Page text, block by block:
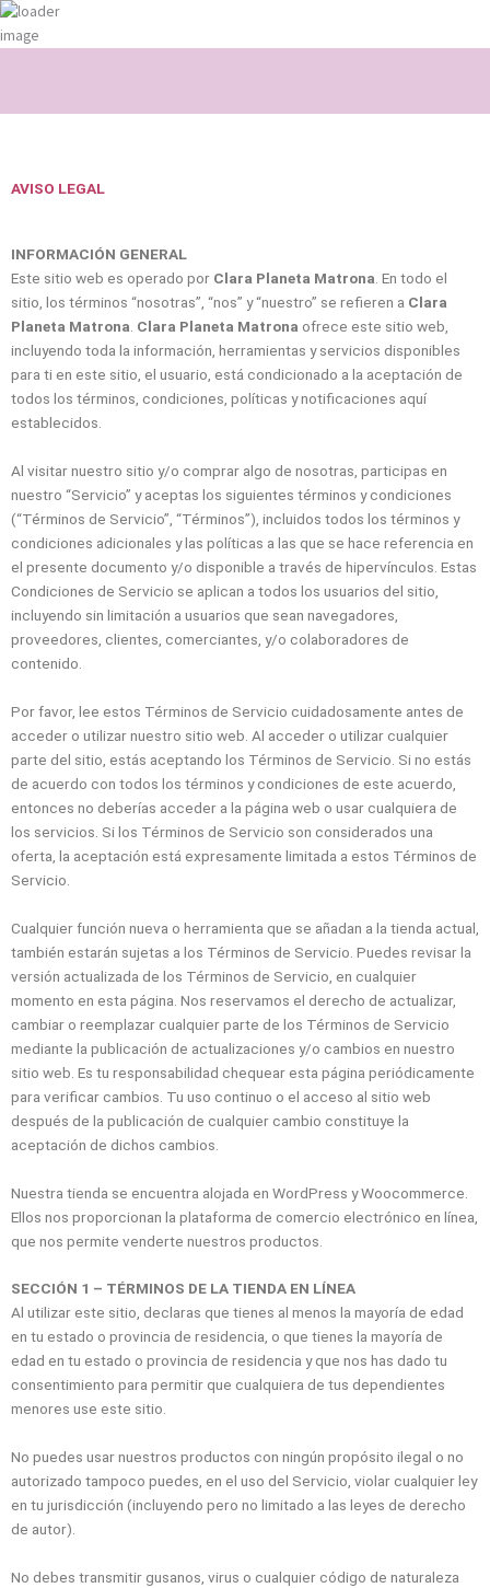
Ir
al
AVISO LEGAL
INFORMACIÓN GENERAL
Este sitio web es operado por Clara Planeta Matrona . En todo el
sitio, los términos “nosotras”, “nos” y “nuestro” se refieren a Clara
Planeta Matrona Clara Planeta Matrona ofrece este sitio web,
incluyendo toda la información, herramientas y servicios disponibles
para ti en este sitio, el usuario, está condicionado a la aceptación de
todos los términos, condiciones, políticas y notificaciones aquí
establecidos.
Al visitar nuestro sitio y/o comprar algo de nosotras, participas en
nuestro “Servicio” y aceptas los siguientes términos y condiciones
(“Términos de Servicio”, “Términos”), incluidos todos los términos y
condiciones adicionales y las políticas a las que se hace referencia en
el presente documento y/o disponible a través de hipervínculos. Estas
Condiciones de Servicio se aplican a todos los usuarios del sitio,
incluyendo sin limitación a usuarios que sean navegadores,
proveedores, clientes, comerciantes, y/o colaboradores de
contenido.
Por favor, lee estos Términos de Servicio cuidadosamente antes de
acceder o utilizar nuestro sitio web. Al acceder o utilizar cualquier
parte del sitio, estás aceptando los Términos de Servicio. Si no estás
de acuerdo con todos los términos y condiciones de este acuerdo,
entonces no deberías acceder a la página web o usar cualquiera de
los servicios. Si los Términos de Servicio son considerados una
oferta, la aceptación está expresamente limitada a estos Términos de
Servicio.
Cualquier función nueva o herramienta que se añadan a la tienda actual,
también estarán sujetas a los Términos de Servicio. Puedes revisar la
versión actualizada de los Términos de Servicio, en cualquier
momento en esta página. Nos reservamos el derecho de actualizar,
cambiar o reemplazar cualquier parte de los Términos de Servicio
mediante la publicación de actualizaciones y/o cambios en nuestro
sitio web. Es tu responsabilidad chequear esta página periódicamente
para verificar cambios. Tu uso continuo o el acceso al sitio web
después de la publicación de cualquier cambio constituye la
aceptación de dichos cambios.
Nuestra tienda se encuentra alojada en WordPress y Woocommerce.
Ellos nos proporcionan la plataforma de comercio electrónico en línea,
que nos permite venderte nuestros productos.
SECCIÓN 1 – TÉRMINOS DE LA TIENDA EN LÍNEA
Al utilizar este sitio, declaras que tienes al menos la mayoría de edad
en tu estado o provincia de residencia, o que tienes la mayoría de
edad en tu estado o provincia de residencia y que nos has dado tu
consentimiento para permitir que cualquiera de tus dependientes
menores use este sitio.
No puedes usar nuestros productos con ningún propósito ilegal o no
autorizado tampoco puedes, en el uso del Servicio, violar cualquier ley
en tu jurisdicción (incluyendo pero no limitado a las leyes de derecho
de autor).
No debes transmitir gusanos, virus o cualquier código de naturaleza